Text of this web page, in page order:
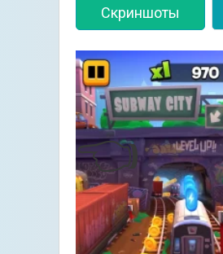
Скриншоты
👈